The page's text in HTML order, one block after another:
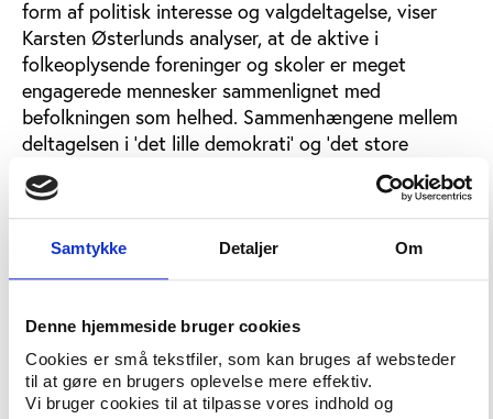
Samtykke Detaljer Om
Denne hjemmeside bruger cookies
Cookies er små tekstfiler, som kan bruges af websteder
til at gøre en brugers oplevelse mere effektiv.
Vi bruger cookies til at tilpasse vores indhold og
form af politisk interesse og valgdeltagelse, viser
Karsten Østerlunds analyser, at de aktive i
folkeoplysende foreninger og skoler er meget
engagerede mennesker sammenlignet med
befolkningen som helhed. Sammenhængene mellem
deltagelsen i ’det lille demokrati’ og ’det store
demokrati’ er imidlertid meget begrænsede, da det i
særlig grad er uddannelsesniveauet, der har
betydning for både valgdeltagelse og politisk
interesse.
Frivilligt arbejde skaber tillid men ikke altid
politisk interesse
Hans-Peter Quist fra Institut for Sociologi og Socialt
Arbejde på Aalborg, præsenterede sine analyser af